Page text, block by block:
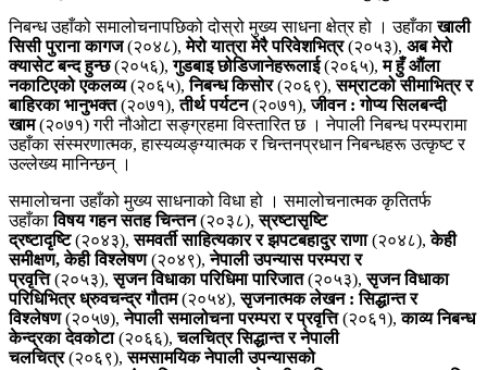
निबन्ध उहाँको समालोचनापछिको दोस्रो मुख्य साधना क्षेत्र हो । उहाँकाखाली
सिसी पुराना कागज(२०४८),मेरो यात्रा मेरै परिवेशभित्र(२०५३), अब मेरो
क्यासेट बन्द हुन्छ(२०५६),गुडबाइ छोडिजानेहरूलाई(२०६५),म हुँ औंला
नकाटिएको एकलव्य(२०६५),निबन्ध किसोर(२०६९),सम्राटको सीमाभित्र र
बाहिरका भानुभक्त(२०७१),तीर्थ पर्यटन(२०७१),जीवन : गोप्य सिलबन्दी
खाम(२०७१) गरी नौओटा सङ्ग्रहमा विस्तारित छ । नेपाली निबन्ध परम्परामा
उहाँका संस्मरणात्मक, हास्यव्यङ्ग्यात्मक र चिन्तनप्रधान निबन्धहरू उत्कृष्ट र
उल्लेख्य मानिन्छन् ।
समालोचना उहाँको मुख्य साधनाको विधा हो । समालोचनात्मक कृतितर्फ
उहाँकाविषय गहन सतह चिन्तन(२०३८),स्रष्टासृष्टि
द्रष्टादृष्टि(२०४३),समवर्ती साहित्यकार र झपटबहादुर राणा(२०४८),केही
समीक्षण, केही विश्लेषण(२०४९),नेपाली उपन्यास परम्परा र
प्रवृत्ति(२०५३),सृजन विधाका परिधिमा पारिजात(२०५३),सृजन विधाका
परिधिभित्र ध्रुवचन्द्र गौतम(२०५४),सृजनात्मक लेखन : सिद्धान्त र
विश्लेषण(२०५७),नेपाली समालोचना परम्परा र प्रवृत्ति(२०६१),काव्य निबन्ध
केन्द्रका देवकोटा(२०६६),चलचित्र सिद्धान्त र नेपाली
चलचित्र(२०६९),समसामयिक नेपाली उपन्यासको